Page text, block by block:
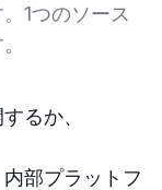
1つのソース
るか、
部プラットフ